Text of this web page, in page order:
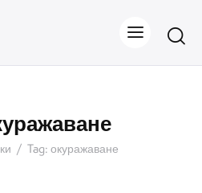
Tag: окуражаване